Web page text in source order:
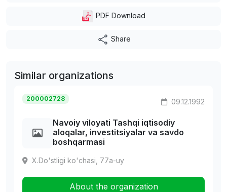
PDF Download
Share
Similar organizations
200002728 09.12.1992
Navoiy viloyati Tashqi iqtisodiy
aloqalar, investitsiyalar va savdo
boshqarmasi
Х.Do'stligi ko'chasi, 77а-uy
About the organization